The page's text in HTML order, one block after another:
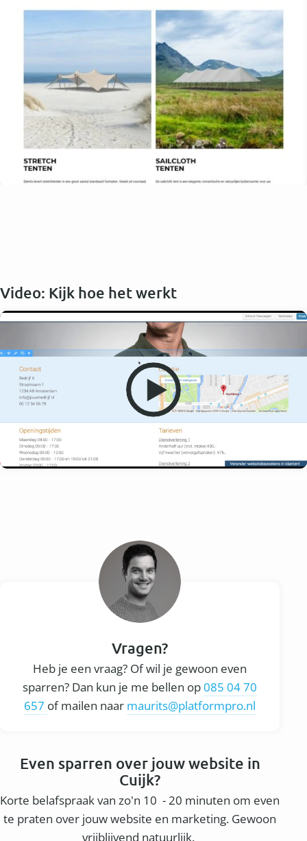
Video: Kijk hoe het werkt
Vragen?
Heb je een vraag? Of wil je gewoon even
sparren? Dan kun je me bellen op085 04 70
657 of mailen naar maurits@platformpro.nl
Even sparren over jouw website in
Cuijk?
Korte belafspraak van zo'n 10 - 20 minuten om even
te praten over jouw website en marketing. Gewoon
vrijblijvend natuurlijk.